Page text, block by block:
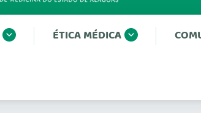
ÉTICA MÉDICA